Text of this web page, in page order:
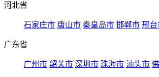
河北省
石家庄市 唐山市 秦皇岛市 邯郸市 邢台
广东省
广州市 韶关市 深圳市 珠海市 汕头市